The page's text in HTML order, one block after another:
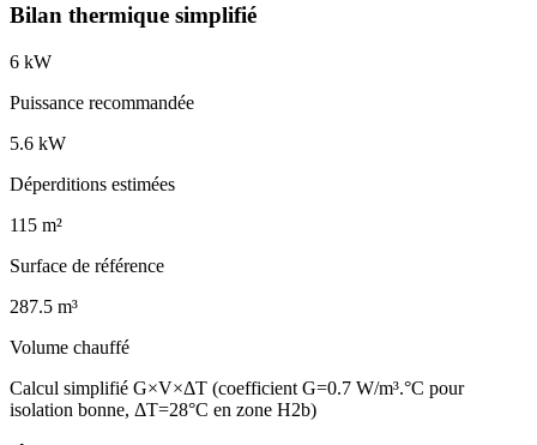
Bilan thermique simplifié
6 kW
Puissance recommandée
5.6 kW
Déperditions estimées
115 m²
Surface de référence
287.5 m³
Volume chauffé
Calcul simplifié G×V×ΔT (coefficient G=0.7 W/m³.°C pour
isolation bonne, ΔT=28°C en zone H2b)